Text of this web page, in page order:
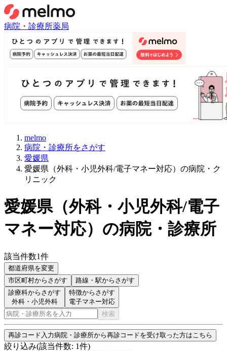
病院・診療所薬局
melmo
病院・診療所をさがす
愛媛県
愛媛県（外科・小児外科/電子マネー対応）の病院・ク
リニック
愛媛県（外科・小児外科/電子
マネー対応） の病院・診療所
該当件数1件
都道府県を変更
市区町村からさがす 路線・駅からさがす
診療科からさがす
外科・小児外科
特徴からさがす
電子マネー対応
検索
再診コード入力病院・診療所から再診コードを受け取った方はこちら
絞り込み(該当件数: 1件)